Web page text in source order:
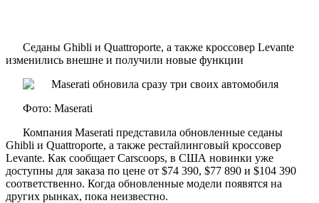
Седаны Ghibli и Quattroporte, а также кроссовер Levante
изменились внешне и получили новые функции
Фото: Maserati
Компания Maserati представила обновленные седаны
Ghibli и Quattroporte, а также рестайлинговый кроссовер
Levante. Как сообщает Carscoops, в США новинки уже
доступны для заказа по цене от $74 390, $77 890 и $104 390
соответственно. Когда обновленные модели появятся на
других рынках, пока неизвестно.